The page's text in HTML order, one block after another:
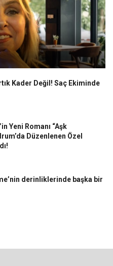
Kader Değil! Saç Ekiminde
Yeni Romanı “Aşk
Düzenlenen Özel
derinliklerinde başka bir